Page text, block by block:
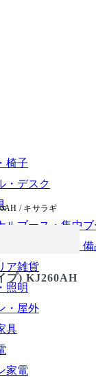
椅子
・デスク
ルブース・集中
アクセサリー・
ア雑貨
照明
・屋外
具
家電
きます
/ キサラギ
プ) KJ260AH